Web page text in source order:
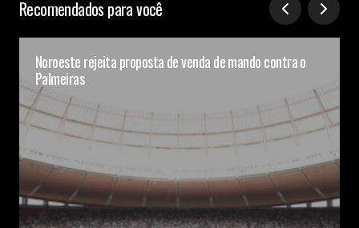
Recomendados para você
Noroeste rejeita proposta de venda de mando contra o
Palmeiras